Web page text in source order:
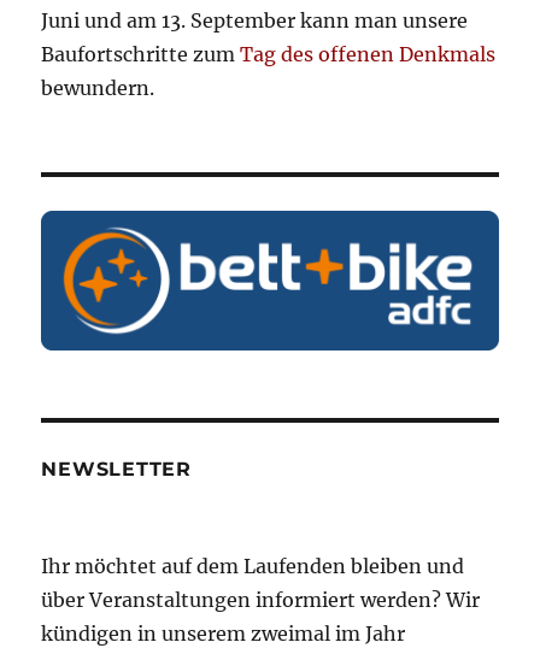
Juni und am 13. September kann man unsere
Baufortschritte zumTag des offenen Denkmals
bewundern.
NEWSLETTER
Ihr möchtet auf dem Laufenden bleiben und
über Veranstaltungen informiert werden? Wir
kündigen in unserem zweimal im Jahr